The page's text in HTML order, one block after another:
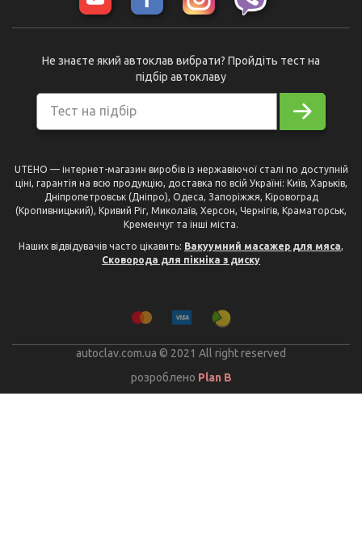
Тест на підбір
Не знаєте який автоклав вибрати? Пройдіть тест на
підбір автоклаву
UTEHO — інтернет-магазин виробів із нержавіючої сталі по доступній
ціні, гарантія на всю продукцію, доставка по всій Україні: Київ, Харьків,
Дніпропетровськ (Дніпро), Одеса, Запоріжжя, Кіровоград
(Кропивницький), Кривий Ріг, Миколаїв, Херсон, Чернігів, Краматорськ,
Кременчуг та інші міста.
Наших відвідувачів часто цікавить: Вакуумний масажер для мяса,
Сковорода для пікніка з диску
autoclav.com.ua © 2021 All right reserved
розроблено Plan B